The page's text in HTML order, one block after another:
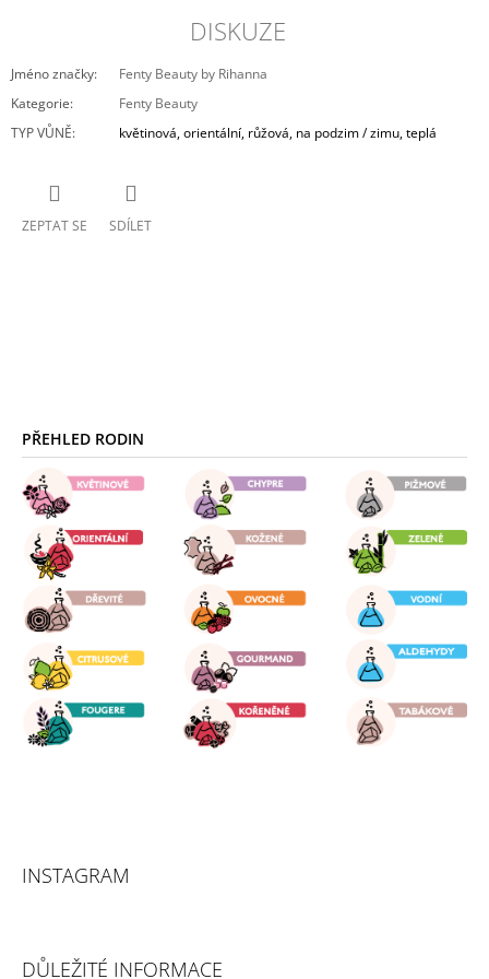
DISKUZE
Jméno značky:
Fenty Beauty by Rihanna
Kategorie:
Fenty Beauty
TYP VŮNĚ: květinová, orientální, růžová, na podzim / zimu, teplá
ZEPTAT SE SDÍLET
DŮLEŽITÉ INFORMACE
INSTAGRAM
PŘEHLED RODIN